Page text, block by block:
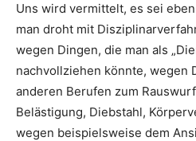
Uns wird vermittelt, es sei
man droht mit
wegen Dingen, die man als
nachvollziehen könnte, wegen
anderen Berufen zum
Belästigung, Diebstahl,
wegen beispielsweise dem